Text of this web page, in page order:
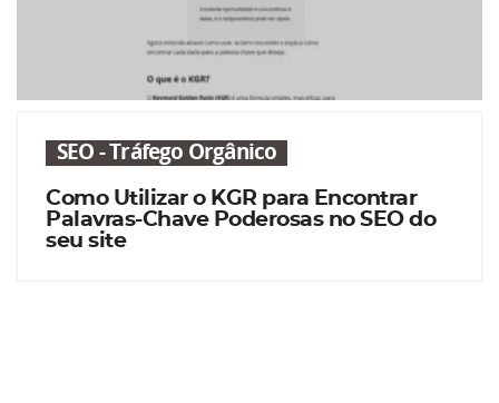
SEO - Tráfego Orgânico
Como Utilizar o KGR para Encontrar
Palavras-Chave Poderosas no SEO do
seu site